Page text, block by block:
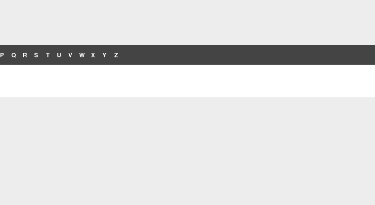
P Q R S T U V W X Y Z